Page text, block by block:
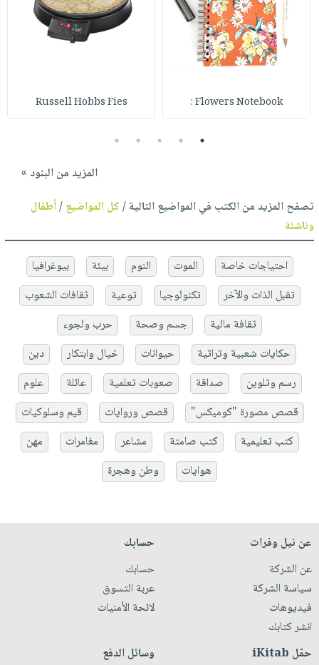
Flowers Notebook :
Russell Hobbs Fies
1
2
3
4
5
المزيد من البنود »
تصفح المزيد من الكتب في المواضيع التالية /كل المواضيع/أطفال
وناشئة
احتياجات خاصة الموت النوم بيئة
بيوغرافيا
تقبل الذات والآخر
تكنولوجيا توعية
ثقافات الشعوب
ثقافة مالية
جسم وصحة
حرب ولجوء
حكايات شعبية وتراثية
حيوانات خيال وابتكار
دين
رسم وتلوين
صداقة صعوبات تعلمية عائلة
علوم
قصص مصورة "كوميكس"
قصص وروايات
قيم وسلوكيات
كتب تعليمية
كتب صامتة مشاعر مغامرات
مهن
هوايات
وطن وهجرة
عن نيل وفرات
عن الشركة
سياسة الشركة
فيديوهات
انشر كتابك
حسابك
حسابك
عربة التسوق
لائحة الأمنيات
حمّل iKitab وسائل الدفع